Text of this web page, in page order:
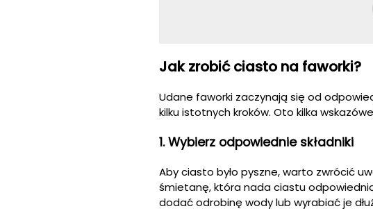
Jak zrobić ciasto na faworki?
Udane faworki zaczynają się od
kilku istotnych kroków. Oto kilka
1. Wybierz odpowiednie składniki
Aby ciasto było pyszne, warto zwrócić
śmietanę, która nada ciastu
dodać odrobinę wody lub wyrabiać je